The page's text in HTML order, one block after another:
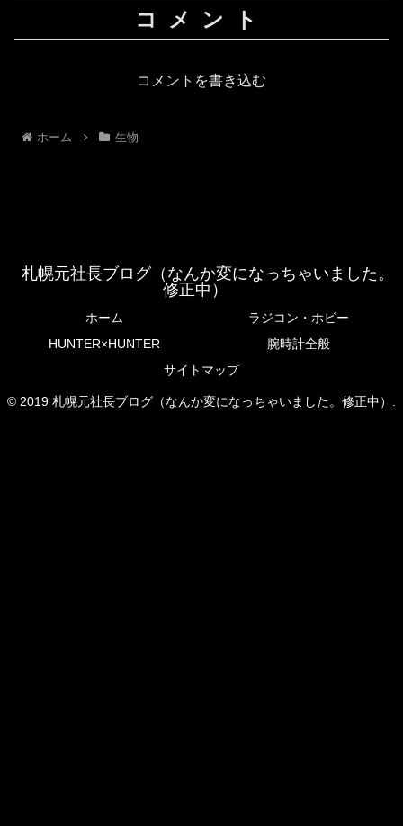
コメント
コメントを書き込む
ホーム 生物
札幌元社長ブログ（なんか変になっちゃいました。
修正中）
ホーム
ラジコン・ホビー
HUNTER×HUNTER
腕時計全般
サイトマップ
© 2019 札幌元社長ブログ（なんか変になっちゃいました。修正中）.